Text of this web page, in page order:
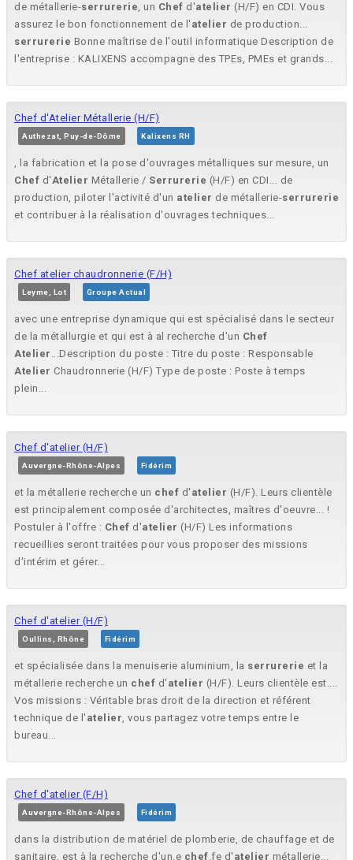
de métallerie-serrurerie, un Chef d'atelier (H/F) en CDI. Vous
assurez le bon fonctionnement de l' atelier de production...
serrurerie Bonne maîtrise de l'outil informatique Description de
l'entreprise : KALIXENS accompagne des TPEs, PMEs et grands...
Chef d'Atelier Métallerie (H/F)
Authezat, Puy-de-Dôme Kalixens RH
, la fabrication et la pose d'ouvrages métalliques sur mesure, un
Chef d'Atelier Métallerie / Serrurerie (H/F) en CDI... de
production, piloter l'activité d'un atelier de métallerie-serrurerie
et contribuer à la réalisation d'ouvrages techniques...
Chef atelier chaudronnerie (F/H)
Leyme, Lot Groupe Actual
avec une entreprise dynamique qui est spécialisé dans le secteur
de la métallurgie et qui est à al recherche d'un Chef
Atelier ...Description du poste : Titre du poste : Responsable
Atelier Chaudronnerie (H/F) Type de poste : Poste à temps
plein...
Chef d'atelier (H/F)
Auvergne-Rhône-Alpes Fidérim
et la métallerie recherche un chef d' atelier (H/F). Leurs clientèle
est principalement composée d'architectes, maîtres d'oeuvre... !
Postuler à l'offre : Chef d'atelier (H/F) Les informations
recueillies seront traitées pour vous proposer des missions
d'intérim et gérer...
Chef d'atelier (H/F)
Oullins, Rhône Fidérim
et spécialisée dans la menuiserie aluminium, la serrurerie et la
métallerie recherche un chef d' atelier (H/F). Leurs clientèle est....
Vos missions : Véritable bras droit de la direction et référent
technique de l' atelier, vous partagez votre temps entre le
bureau...
Chef d'atelier (F/H)
Auvergne-Rhône-Alpes Fidérim
dans la distribution de matériel de plomberie, de chauffage et de
sanitaire, est à la recherche d'un.e chef.fe d' atelier métallerie...